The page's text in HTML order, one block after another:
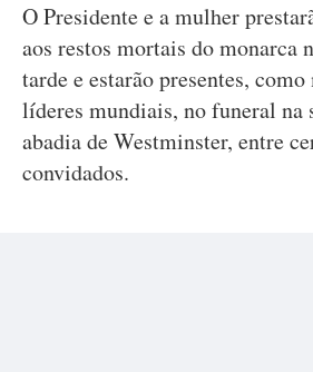
O Presidente e a mulher
aos restos mortais do monarca
tarde e estarão presentes,
líderes mundiais, no funeral na
abadia de Westminster, entre
convidados.